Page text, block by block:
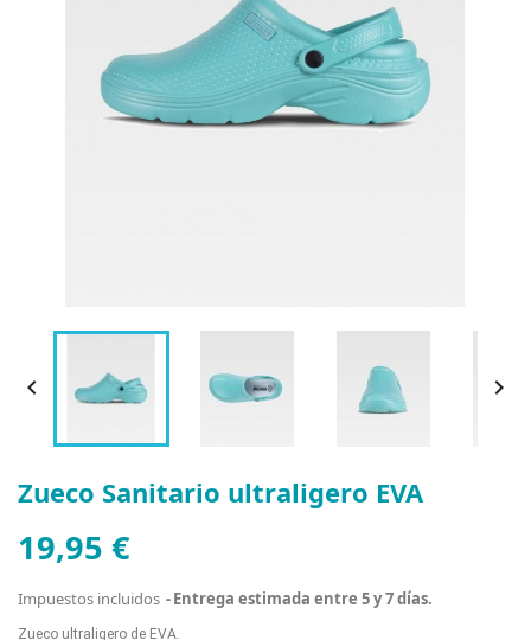
 
Zueco Sanitario ultraligero EVA
19,95 €
Impuestos incluidos Entrega estimada entre 5 y 7 días.
Zueco ultraligero de EVA.